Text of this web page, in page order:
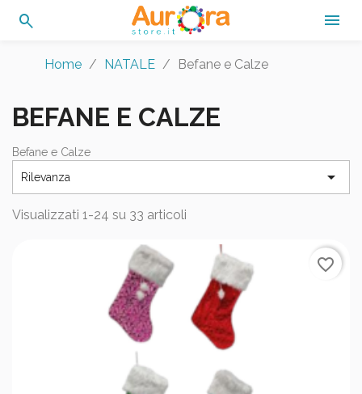
search 
Home NATALE Befane e Calze
BEFANE E CALZE
Befane e Calze
Rilevanza

Visualizzati 1-24 su 33 articoli
favorite_border